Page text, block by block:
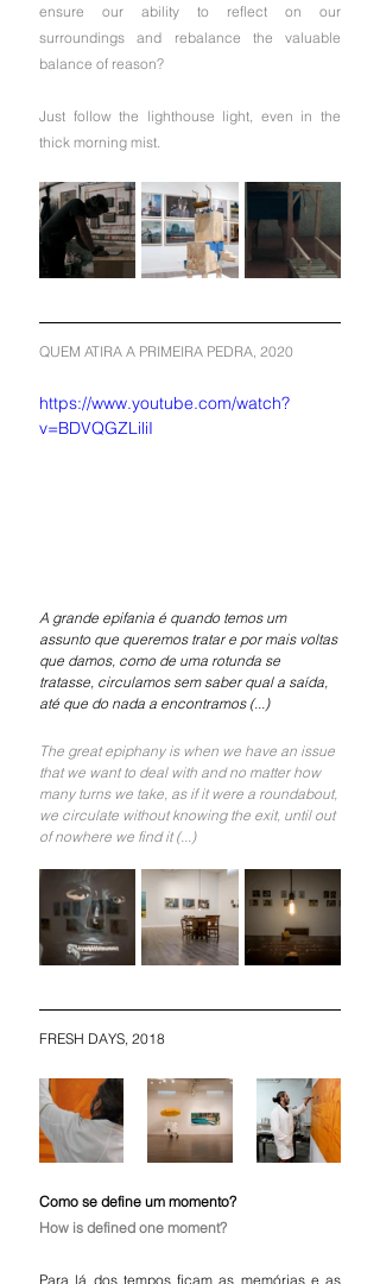
ensure our ability to reflect on our
surroundings and rebalance the valuable
balance of reason?
Just follow the lighthouse light, even in the
thick morning mist.
QUEM ATIRA A PRIMEIRA PEDRA, 2020
https://www.youtube.com/watch?
v=BDVQGZLiliI
A grande epifania é quando temos um
assunto que queremos tratar e por mais voltas
que damos, como de uma rotunda se
tratasse, circulamos sem saber qual a saída,
até que do nada a encontramos (...)
The great epiphany is when we have an issue
that we want to deal with and no matter how
many turns we take, as if it were a roundabout,
we circulate without knowing the exit, until out
of nowhere we find it (...)
FRESH DAYS, 2018
Como se define um momento?
How is defined one moment?
Para lá dos tempos ficam as memórias e as